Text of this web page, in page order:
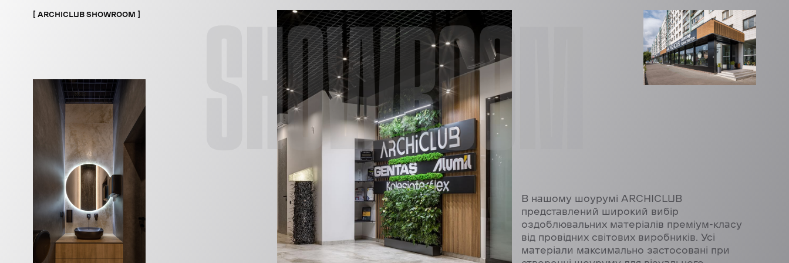
SHOWROOM
ARCHICLUB SHOWROOM
В нашому шоурумі ARCHICLUB
представлений широкий вибір
оздоблювальних матеріалів преміум-класу
від провідних світових виробників. Усі
матеріали максимально застосовані при